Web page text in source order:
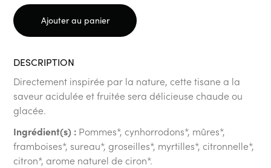
Ajouter au panier
DESCRIPTION
Directement inspirée par la nature, cette tisane a la
saveur acidulée et fruitée sera délicieuse chaude ou
glacée.
Ingrédient(s) : Pommes*, cynhorrodons*, mûres*,
framboises*, sureau*, groseilles*, myrtilles*, citronnelle*,
citron*, arome naturel de ciron*.